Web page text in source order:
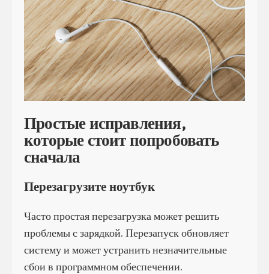
Простые исправления,
которые стоит попробовать
сначала
Перезагрузите ноутбук
Часто простая перезагрузка может решить
проблемы с зарядкой. Перезапуск обновляет
систему и может устранить незначительные
сбои в программном обеспечении.